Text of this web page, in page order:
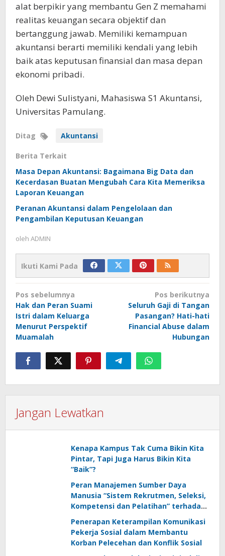
alat berpikir yang membantu Gen Z memahami
realitas keuangan secara objektif dan
bertanggung jawab. Memiliki kemampuan
akuntansi berarti memiliki kendali yang lebih
baik atas keputusan finansial dan masa depan
ekonomi pribadi.
Oleh Dewi Sulistyani, Mahasiswa S1 Akuntansi,
Universitas Pamulang.
Ditag Akuntansi
Berita Terkait
Masa Depan Akuntansi: Bagaimana Big Data dan
Kecerdasan Buatan Mengubah Cara Kita Memeriksa
Laporan Keuangan
Peranan Akuntansi dalam Pengelolaan dan
Pengambilan Keputusan Keuangan
oleh ADMIN
Ikuti Kami Pada
Navigasi
pos
Pos sebelumnya
Hak dan Peran Suami
Istri dalam Keluarga
Menurut Perspektif
Muamalah
Pos berikutnya
Seluruh Gaji di Tangan
Pasangan? Hati-hati
Financial Abuse dalam
Hubungan
Jangan Lewatkan
Kenapa Kampus Tak Cuma Bikin Kita
Pintar, Tapi Juga Harus Bikin Kita
“Baik”?
Peran Manajemen Sumber Daya
Manusia “Sistem Rekrutmen, Seleksi,
Kompetensi dan Pelatihan” terhadap
Keunggulan Kompetitif: Literature
Review
Penerapan Keterampilan Komunikasi
Pekerja Sosial dalam Membantu
Korban Pelecehan dan Konflik Sosial